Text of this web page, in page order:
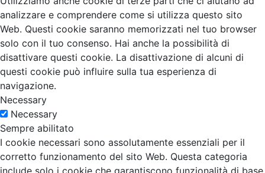
analizzare e comprendere come si utilizza questo sito
Web. Questi cookie saranno memorizzati nel tuo browser
solo con il tuo consenso. Hai anche la possibilità di
disattivare questi cookie. La disattivazione di alcuni di
questi cookie può influire sulla tua esperienza di
navigazione.
Necessary
Necessary
Sempre abilitato
I cookie necessari sono assolutamente essenziali per il
corretto funzionamento del sito Web. Questa categoria